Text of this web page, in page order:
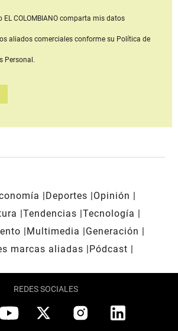
EL COLOMBIANOcomparta mis datos
aliados comerciales conforme su Política de
Personal.
Deportes
Opinión
Tendencias Tecnología
Multimedia
Generación
marcas aliadas
Pódcast
REDES SOCIALES